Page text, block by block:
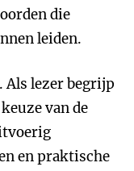
die
leiden.
Als lezer begrijp
van de
en praktische